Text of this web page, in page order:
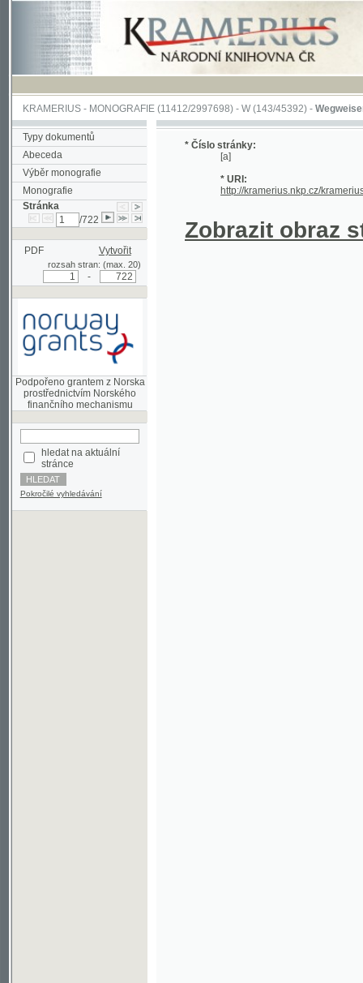
KRAMERIUS-MONOGRAFIE(11412/2997698) -W (143/45392)-Wegweiser durch
Typy dokumentů
Abeceda
Výběr monografie
Monografie
Stránka
/722
PDF Vytvořit
rozsah stran: (max. 20)
Podpořeno grantem z Norska
prostřednictvím Norského
hledat na aktuální
stránce
Pokročilé vyhledávání
* Číslo stránky:
[a]
* URI:
http://kramerius.nkp.cz/kramerius/